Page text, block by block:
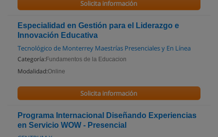
Solicita información
Especialidad en Gestión para el Liderazgo e
Innovación Educativa
Tecnológico de Monterrey Maestrías Presenciales y En Línea
Categoría: Fundamentos de la Educacion
Modalidad:Online
Solicita información
Programa Internacional Diseñando Experiencias
en Servicio WOW - Presencial